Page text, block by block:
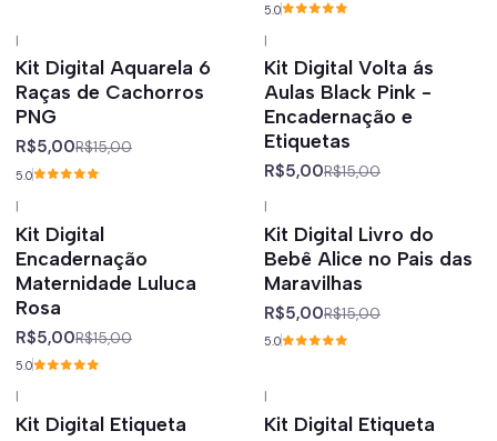
5.0
|
Kit Digital Aquarela 6
Raças de Cachorros
PNG
R$5,00R$15,00
5.0
|
Kit Digital Volta ás
Aulas Black Pink -
Encadernação e
Etiquetas
R$5,00R$15,00
|
Kit Digital
Encadernação
Maternidade Luluca
Rosa
R$5,00R$15,00
5.0
|
Kit Digital Livro do
Bebê Alice no Pais das
Maravilhas
R$5,00R$15,00
5.0
|
Kit Digital Etiqueta
|
Kit Digital Etiqueta